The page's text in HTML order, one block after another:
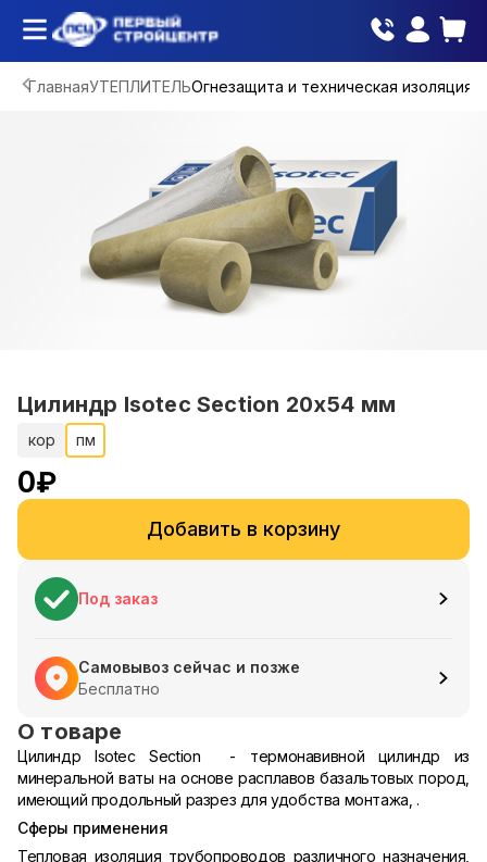
ГлавнаяУТЕПЛИТЕЛЬОгнезащита и техническая изоляция
Цилиндр Isotec Section 20х54 мм
кор пм
0₽
Добавить в корзину
Под заказ
Самовывоз сейчас и позже
Бесплатно
О товаре
Цилиндр Isotec Section - термонавивной цилиндр из
минеральной ваты на основе расплавов базальтовых пород,
имеющий продольный разрез для удобства монтажа, .
Сферы применения
Тепловая изоляция трубопроводов различного назначения,